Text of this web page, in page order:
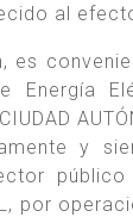
al
es
Energía
y
por